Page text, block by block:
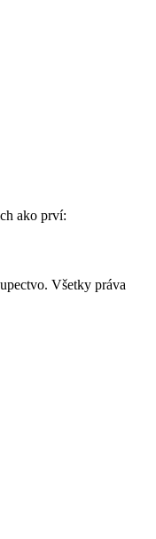
ako prví:
Všetky práva